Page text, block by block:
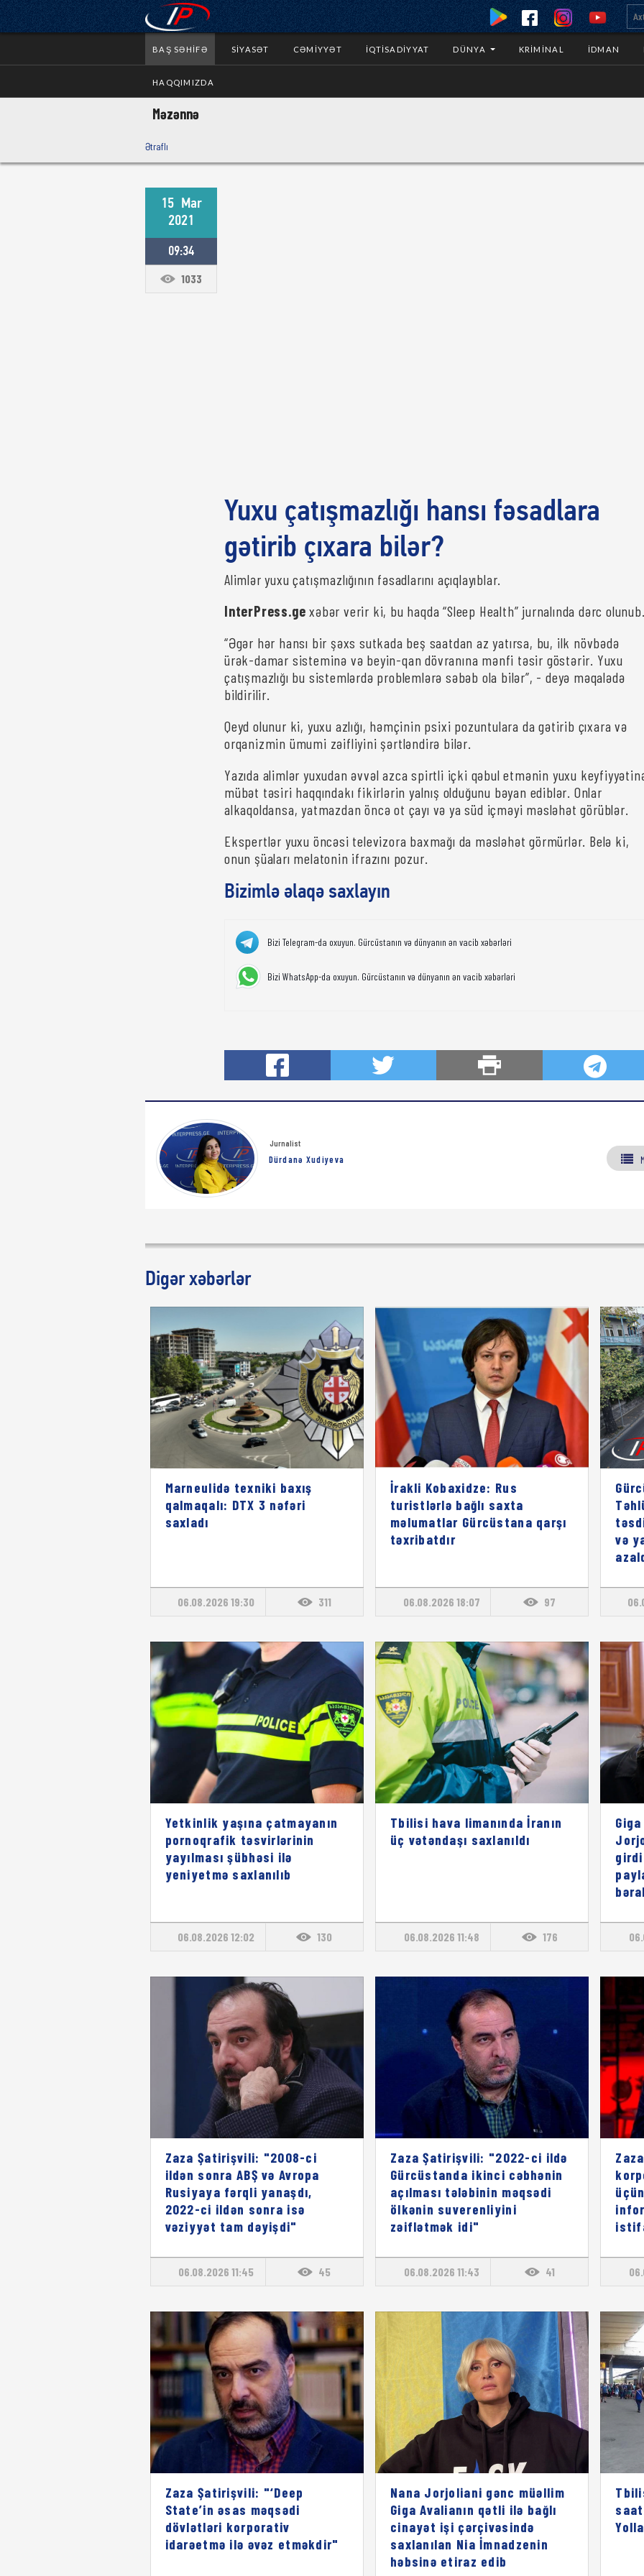
BAŞ SƏHIFƏ SIYASƏT CƏMIYYƏT İQTISADIYYAT DÜNYA KRIMINAL İDMAN
HAQQIMIZDA
Məzənnə
Ətraflı
15 Mar
2021
09:34
1033
Yuxu çatışmazlığı hansı fəsadlara
gətirib çıxara bilər?
Alimlər yuxu çatışmazlığının fəsadlarını açıqlayıblar.
InterPress.ge xəbər verir ki, bu haqda “Sleep Health” jurnalında dərc
“Əgər hər hansı bir şəxs sutkada beş saatdan az yatırsa, bu, ilk növbədə
ürək-damar sisteminə və beyin-qan dövranına mənfi təsir göstərir. Yuxu
çatışmazlığı bu sistemlərdə problemlərə səbəb ola bilər”, - deyə məqalədə
bildirilir.
Qeyd olunur ki, yuxu azlığı, həmçinin psixi pozuntulara da gətirib çıxara və
orqanizmin ümumi zəifliyini şərtləndirə bilər.
Yazıda alimlər yuxudan əvvəl azca spirtli içki qəbul etmənin yuxu
mübət təsiri haqqındakı fikirlərin yalnış olduğunu bəyan ediblər. Onlar
alkaqoldansa, yatmazdan öncə ot çayı və ya süd içməyi məsləhət görüblər.
Ekspertlər yuxu öncəsi televizora baxmağı da məsləhət görmürlər. Belə ki,
onun şüaları melatonin ifrazını pozur.
Bizimlə əlaqə saxlayın
Bizi Telegram-da oxuyun. Gürcüstanın və dünyanın ən vacib xəbərləri
Bizi WhatsApp-da oxuyun. Gürcüstanın və dünyanın ən vacib xəbərləri
Jurnalist
Dürdanə Xudiyeva
Digər xəbərlər
Marneulidə texniki baxış
qalmaqalı: DTX 3 nəfəri
saxladı
06.08.2026 19:30 311
İrakli Kobaxidze: Rus
turistlərlə bağlı saxta
məlumatlar Gürcüstana qarşı
təxribatdır
06.08.2026 18:07 97
və
Yetkinlik yaşına çatmayanın
pornoqrafik təsvirlərinin
yayılması şübhəsi ilə
yeniyetmə saxlanılıb
06.08.2026 12:02 130
Tbilisi hava limanında İranın
üç vətəndaşı saxlanıldı
06.08.2026 11:48 176
Zaza Şatirişvili: "2008-ci
ildən sonra ABŞ və Avropa
Rusiyaya fərqli yanaşdı,
2022-ci ildən sonra isə
vəziyyət tam dəyişdi"
06.08.2026 11:45 45
Zaza Şatirişvili: "2022-ci ildə
Gürcüstanda ikinci cəbhənin
açılması tələbinin məqsədi
ölkənin suverenliyini
zəiflətmək idi"
06.08.2026 11:43 41
Zaza Şatirişvili: "‘Deep
State’in əsas məqsədi
dövlətləri korporativ
idarəetmə ilə əvəz etməkdir"
Nana Jorjoliani gənc müəllim
Giga Avalianın qətli ilə bağlı
cinayət işi çərçivəsində
saxlanılan Nia İmnadzenin
həbsinə etiraz edib